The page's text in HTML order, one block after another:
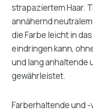
strapaziertem Haar.
annähernd
die Farbe leicht in
eindringen kann,
und lang anhaltende
gewährleistet.
Farberhaltende und